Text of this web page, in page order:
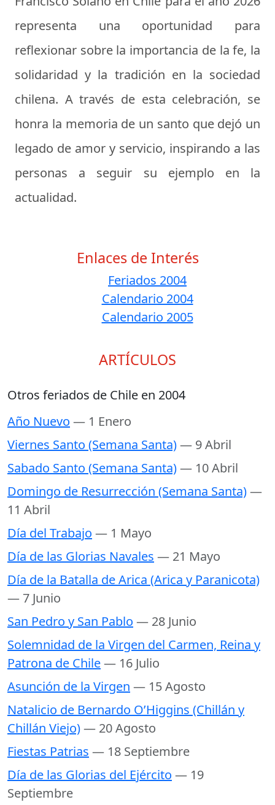
representa una oportunidad para
reflexionar sobre la importancia de la fe, la
solidaridad y la tradición en la sociedad
chilena. A través de esta celebración, se
honra la memoria de un santo que dejó un
legado de amor y servicio, inspirando a las
personas a seguir su ejemplo en la
actualidad.
Enlaces de Interés
Feriados 2004
Calendario 2004
Calendario 2005
ARTÍCULOS
Otros feriados de Chile en 2004
Año Nuevo — 1 Enero
Viernes Santo (Semana Santa)— 9 Abril
Sabado Santo (Semana Santa)— 10 Abril
Domingo de Resurrección (Semana Santa)—
11 Abril
Día del Trabajo — 1 Mayo
Día de las Glorias Navales — 21 Mayo
Día de la Batalla de Arica (Arica y Paranicota)
— 7 Junio
San Pedro y San Pablo — 28 Junio
Solemnidad de la Virgen del Carmen, Reina y
Patrona de Chile— 16 Julio
Asunción de la Virgen — 15 Agosto
Natalicio de Bernardo O’Higgins (Chillán y
Chillán Viejo)— 20 Agosto
Fiestas Patrias — 18 Septiembre
Día de las Glorias del Ejército — 19
Septiembre